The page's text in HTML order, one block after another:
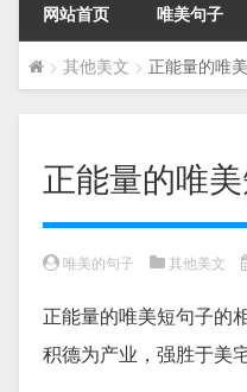
网站首页 唯美句子
> 其他美文 > 正能量的唯
正能量的唯
唯美的句子 其他美文
正能量的唯美短句子的
积德为产业，强胜于